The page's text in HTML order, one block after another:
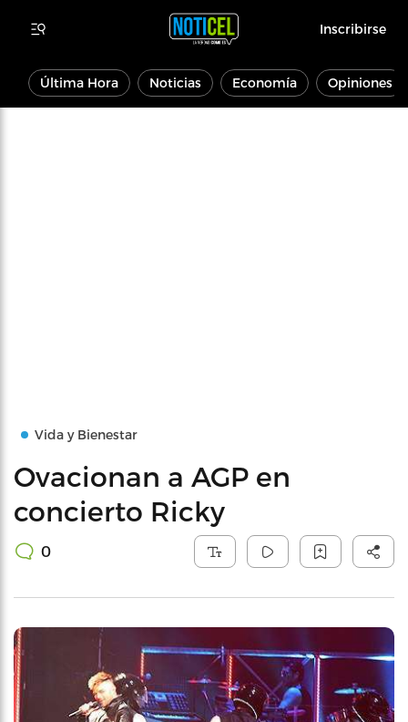
Inscribirse
Última Hora Noticias Economía Opiniones
Vida y Bienestar
Ovacionan a AGP en
concierto Ricky
0